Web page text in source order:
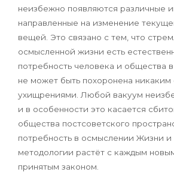
неизбежно появляются различные
направленные на изменение
вещей. Это связано с тем, что
осмысленной жизни есть
потребность человека и общества
не может быть похоронена
ухищрениями. Любой вакуум
и в особенности это касается
общества постсоветского
потребность в осмыслении Жизни
методологии растёт с каждым
принятым законом.